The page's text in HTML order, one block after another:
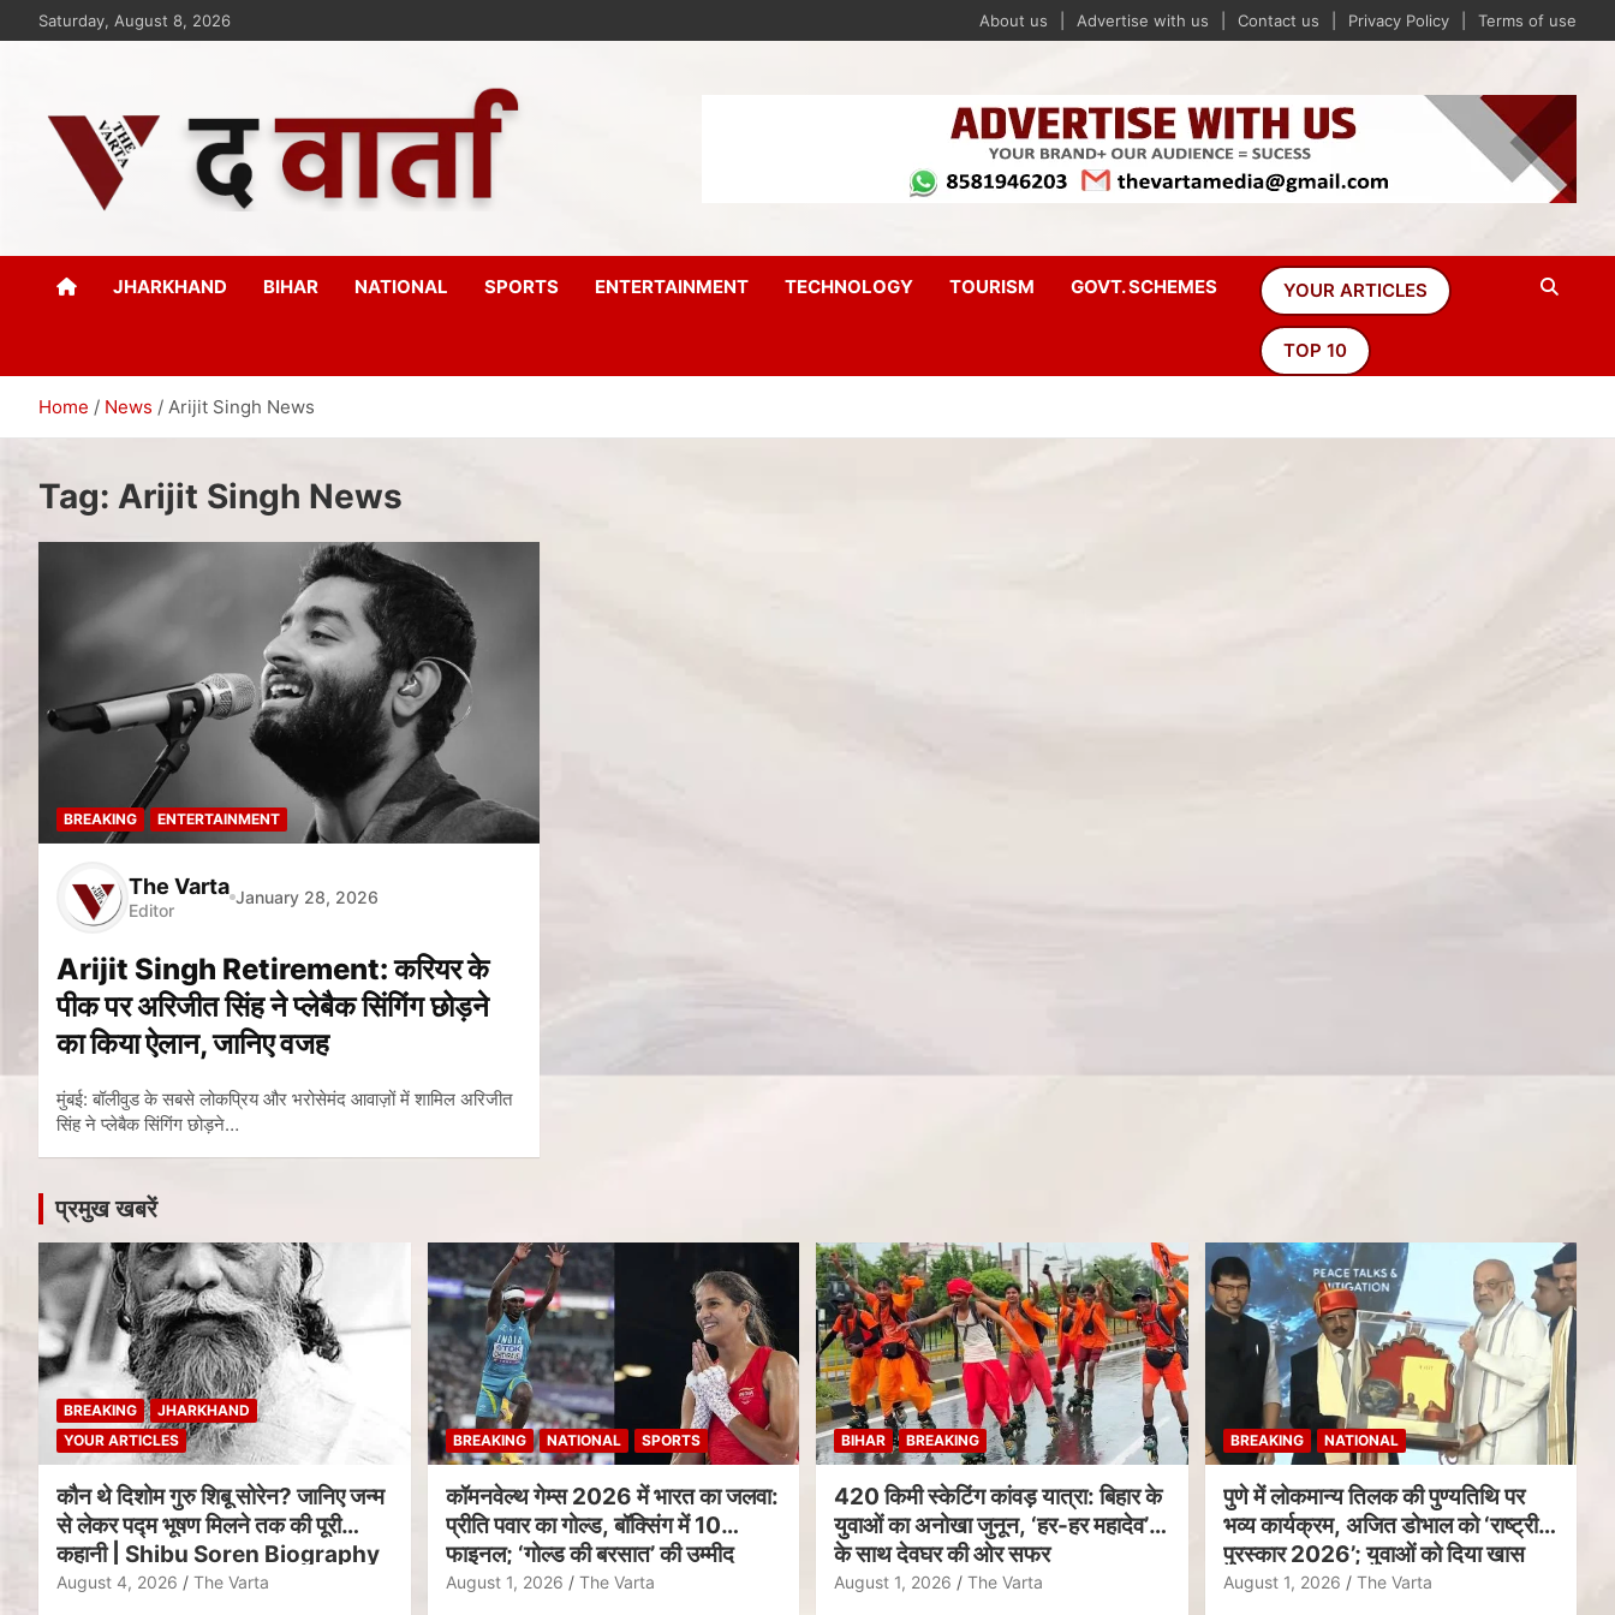
Saturday, August 8, 2026 About us Advertise with us Contact us Privacy Policy Terms of use
The Varta
JHARKHAND BIHAR NATIONAL SPORTS ENTERTAINMENT TECHNOLOGY TOURISM GOVT. SCHEMES YOUR ARTICLES
TOP 10
Home News Arijit Singh News
Tag: Arijit Singh News
BREAKING ENTERTAINMENT
The Varta
Editor
January 28, 2026
Arijit Singh Retirement: करियर के
पीक पर अरिजीत सिंह ने प्लेबैक सिंगिंग छोड़ने
का किया ऐलान, जानिए वजह
मुंबई: बॉलीवुड के सबसे लोकप्रिय और भरोसेमंद आवाज़ों में शामिल अरिजीत
सिंह ने प्लेबैक सिंगिंग छोड़ने…
प्रमुख खबरें
BREAKING
JHARKHAND
YOUR ARTICLES
कौन थे दिशोम गुरु शिबू सोरेन? जानिए जन्म
से लेकर पद्म भूषण मिलने तक की पूरी
कहानी | Shibu Soren Biography
August 4, 2026 The Varta
BREAKING NATIONAL SPORTS
कॉमनवेल्थ गेम्स 2026 में भारत का जलवा:
प्रीति पवार का गोल्ड, बॉक्सिंग में 10
फाइनल; ‘गोल्ड की बरसात’ की उम्मीद
August 1, 2026 The Varta
BIHAR BREAKING
420 किमी स्केटिंग कांवड़ यात्रा: बिहार के
युवाओं का अनोखा जुनून, ‘हर-हर महादेव’
के साथ देवघर की ओर सफर
August 1, 2026 The Varta
BREAKING NATIONAL
पुणे में लोकमान्य तिलक की पुण्यतिथि पर
भव्य कार्यक्रम, अजित डोभाल को ‘राष्ट्रीय
पुरस्कार 2026’; युवाओं को दिया खास
संदेश
August 1, 2026 The Varta